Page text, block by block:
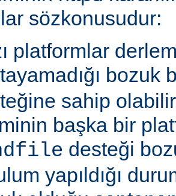
sözkonusudur:
platformlar
bozuk
sahip
başka bir
desteği
yapıldığı